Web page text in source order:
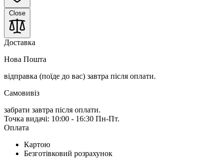
Close
Доставка
Нова Пошта
відправка (поїде до вас) завтра після оплати.
Самовивіз
забрати завтра після оплати.
Точка видачі: 10:00 - 16:30 Пн-Пт.
Оплата
Картою
Безготівковий розрахунок